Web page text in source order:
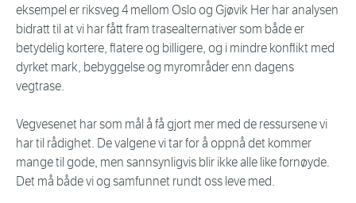
eksempel er riksveg 4 mellom Oslo og Gjøvik Her har analysen
bidratt til at vi har fått fram trasealternativer som både er
betydelig kortere, flatere og billigere, og i mindre konflikt med
dyrket mark, bebyggelse og myrområder enn dagens
vegtrase.
Vegvesenet har som mål å få gjort mer med de ressursene vi
har til rådighet. De valgene vi tar for å oppnå det kommer
mange til gode, men sannsynligvis blir ikke alle like fornøyde.
Det må både vi og samfunnet rundt oss leve med.